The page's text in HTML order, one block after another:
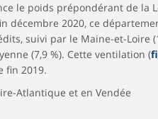
le poids prépondérant de la
décembre 2020, ce
suivi par le Maine-et-Loire
(7,9 %). Cette ventilation (
fin 2019.
Atlantique et en Vendée